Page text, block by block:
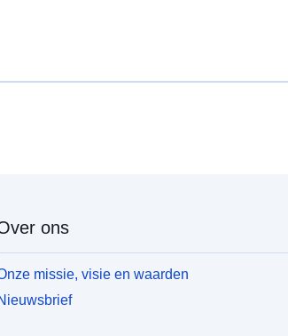
ons
missie, visie en waarden